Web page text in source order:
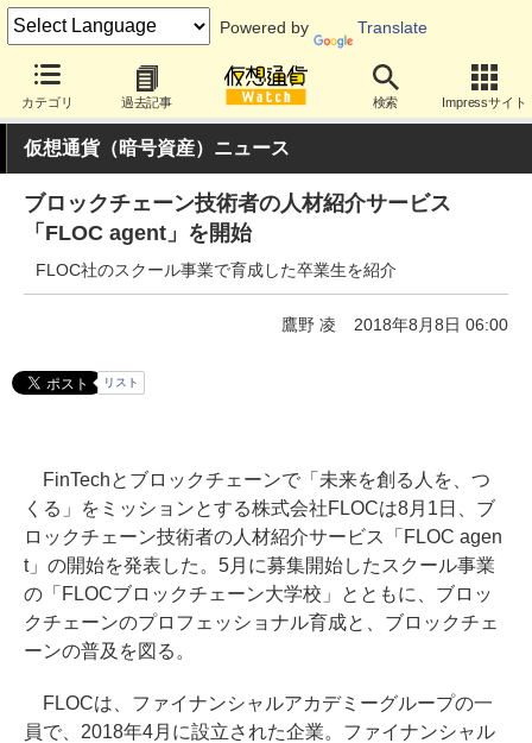
Powered by Translate
カテゴリ 過去記事 検索 Impressサイト
仮想通貨（暗号資産）ニュース
ブロックチェーン技術者の人材紹介サービス
「FLOC agent」を開始
FLOC社のスクール事業で育成した卒業生を紹介
鷹野 凌 2018年8月8日 06:00
リスト
FinTechとブロックチェーンで「未来を創る人を、つ
くる」をミッションとする株式会社FLOCは8月1日、ブ
ロックチェーン技術者の人材紹介サービス「FLOC agen
t」の開始を発表した。5月に募集開始したスクール事業
の「FLOCブロックチェーン大学校」とともに、ブロッ
クチェーンのプロフェッショナル育成と、ブロックチェ
ーンの普及を図る。
FLOCは、ファイナンシャルアカデミーグループの一
員で、2018年4月に設立された企業。ファイナンシャル